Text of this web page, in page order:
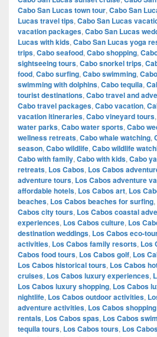
Cabo San Lucas town tour, Cabo San
Lucas travel tips, Cabo San Lucas
vacation packages, Cabo San Lucas
Lucas with kids, Cabo San Lucas yoga
trips, Cabo seafood, Cabo shopping,
sightseeing tours, Cabo snorkel trips,
food, Cabo surfing, Cabo swimming,
swimming with dolphins, Cabo tequila,
tourist destinations, Cabo travel and
Cabo travel packages, Cabo vacation,
vacation itineraries, Cabo vineyard tours,
water parks, Cabo water sports, Cabo
wellness retreats, Cabo whale watching,
season, Cabo wildlife, Cabo wildlife
Cabo with family, Cabo with kids, Cabo
retreats, Los Cabos, Los Cabos
adventure tours, Los Cabos adventure
affordable hotels, Los Cabos art, Los
beaches, Los Cabos beaches for surfing,
Cabos city tours, Los Cabos coastal
experiences, Los Cabos culture, Los
destination weddings, Los Cabos eco-
activities, Los Cabos family resorts, Los
Cabos food tours, Los Cabos golf, Los
Los Cabos historical tours, Los Cabos
cruises, Los Cabos luxury experiences,
Los Cabos luxury shopping, Los Cabos
nightlife, Los Cabos outdoor activities,
adventure activities, Los Cabos
rentals, Los Cabos spas, Los Cabos
tequila tours, Los Cabos tours, Los